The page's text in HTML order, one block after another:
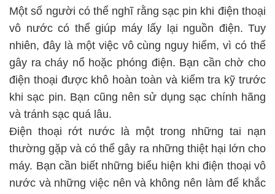
Một số người có thể nghĩ rằng sạc pin khi điện thoại
vô nước có thể giúp máy lấy lại nguồn điện. Tuy
nhiên, đây là một việc vô cùng nguy hiểm, vì có thể
gây ra cháy nổ hoặc phóng điện. Bạn cần chờ cho
điện thoại được khô hoàn toàn và kiểm tra kỹ trước
khi sạc pin. Bạn cũng nên sử dụng sạc chính hãng
và tránh sạc quá lâu.
Điện thoại rớt nước là một trong những tai nạn
thường gặp và có thể gây ra những thiệt hại lớn cho
máy. Bạn cần biết những biểu hiện khi điện thoại vô
nước và những việc nên và không nên làm để khắc